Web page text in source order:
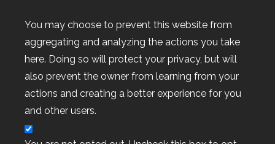
Weltkartenbasteltag 2022
Wert-Gutscheine
Workshop
Workshop-Goodies
Workshop-Termine
Workshop-Termine
You may choose to prevent this website from
aggregating and analyzing the actions you take
here. Doing so will protect your privacy, but will
also prevent the owner from learning from your
actions and creating a better experience for you
and other users.